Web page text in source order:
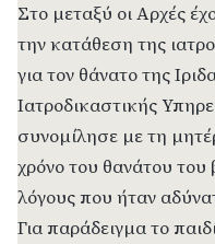
Στο μεταξύ οι Αρχές
την κατάθεση της
για τον θάνατο της
Ιατροδικαστικής
συνομίλησε με τη
χρόνο του θανάτου
λόγους που ήταν
Για παράδειγμα το